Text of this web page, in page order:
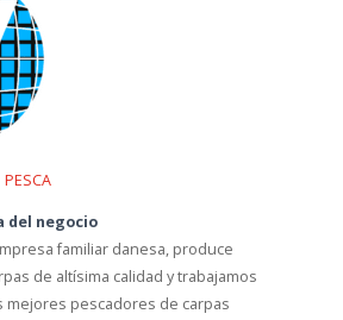
PESCA
del negocio
familiar danesa, produce
de altísima calidad y trabajamos
mejores pescadores de carpas